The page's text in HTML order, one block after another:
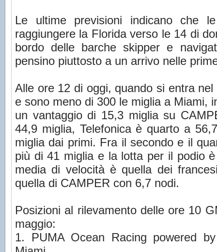
Le ultime previsioni indicano che
raggiungere la Florida verso le 14 di
bordo delle barche skipper e
pensino piuttosto a un arrivo nelle
Alle ore 12 di oggi, quando si entra
e sono meno di 300 le miglia a Miami,
un vantaggio di 15,3 miglia su
44,9 miglia, Telefonica è quarto a
miglia dai primi. Fra il secondo e il
più di 41 miglia e la lotta per il podio
media di velocità è quella dei
quella di CAMPER con 6,7 nodi.
Posizioni al rilevamento delle ore 10
maggio:
1. PUMA Ocean Racing powered